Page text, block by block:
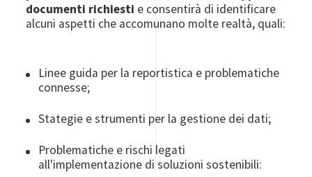
documenti richiesti e consentirà di identificare
alcuni aspetti che accomunano molte realtà, quali:
Linee guida per la reportistica e problematiche
connesse;
Stategie e strumenti per la gestione dei dati;
Problematiche e rischi legati
all'implementazione di soluzioni sostenibili: